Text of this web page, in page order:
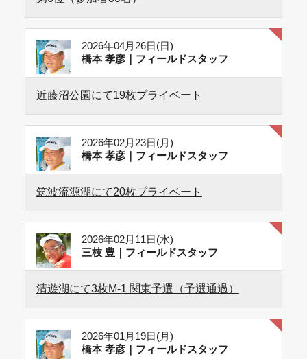
2026年04月26日(日)
橋本 孝彦｜フィールドスタッフ
近藤沼公園にて19枚プライベート
2026年02月23日(月)
橋本 孝彦｜フィールドスタッフ
筑波流源湖にて20枚プライベート
2026年02月11日(水)
三枝 豊｜フィールドスタッフ
清遊湖にて3枚М-1 関東予選（予選通過）
2026年01月19日(月)
橋本 孝彦｜フィールドスタッフ